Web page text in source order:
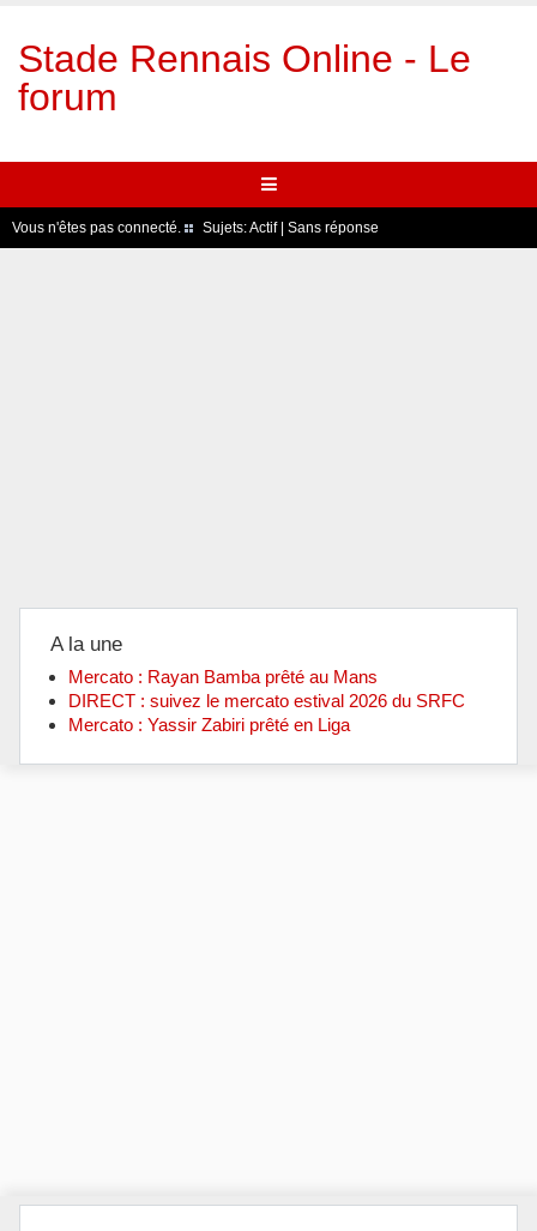
Stade Rennais Online - Le
forum
Vous n'êtes pas connecté. Sujets:Actif| Sans réponse
A la une
Mercato : Rayan Bamba prêté au Mans
DIRECT : suivez le mercato estival 2026 du SRFC
Mercato : Yassir Zabiri prêté en Liga